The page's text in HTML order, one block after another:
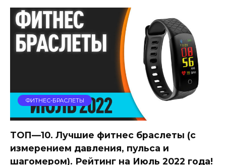
ФИТНЕС-БРАСЛЕТЫ
ТОП—10. Лучшие фитнес браслеты (с
измерением давления, пульса и
шагомером). Рейтинг на Июль 2022 года!